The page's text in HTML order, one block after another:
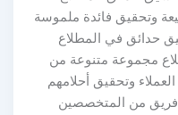
وتحقيق فائدة ملموسة
حدائق في المطلاع
مجموعة متنوعة من
وتحقيق أحلامهم
من المتخصصين